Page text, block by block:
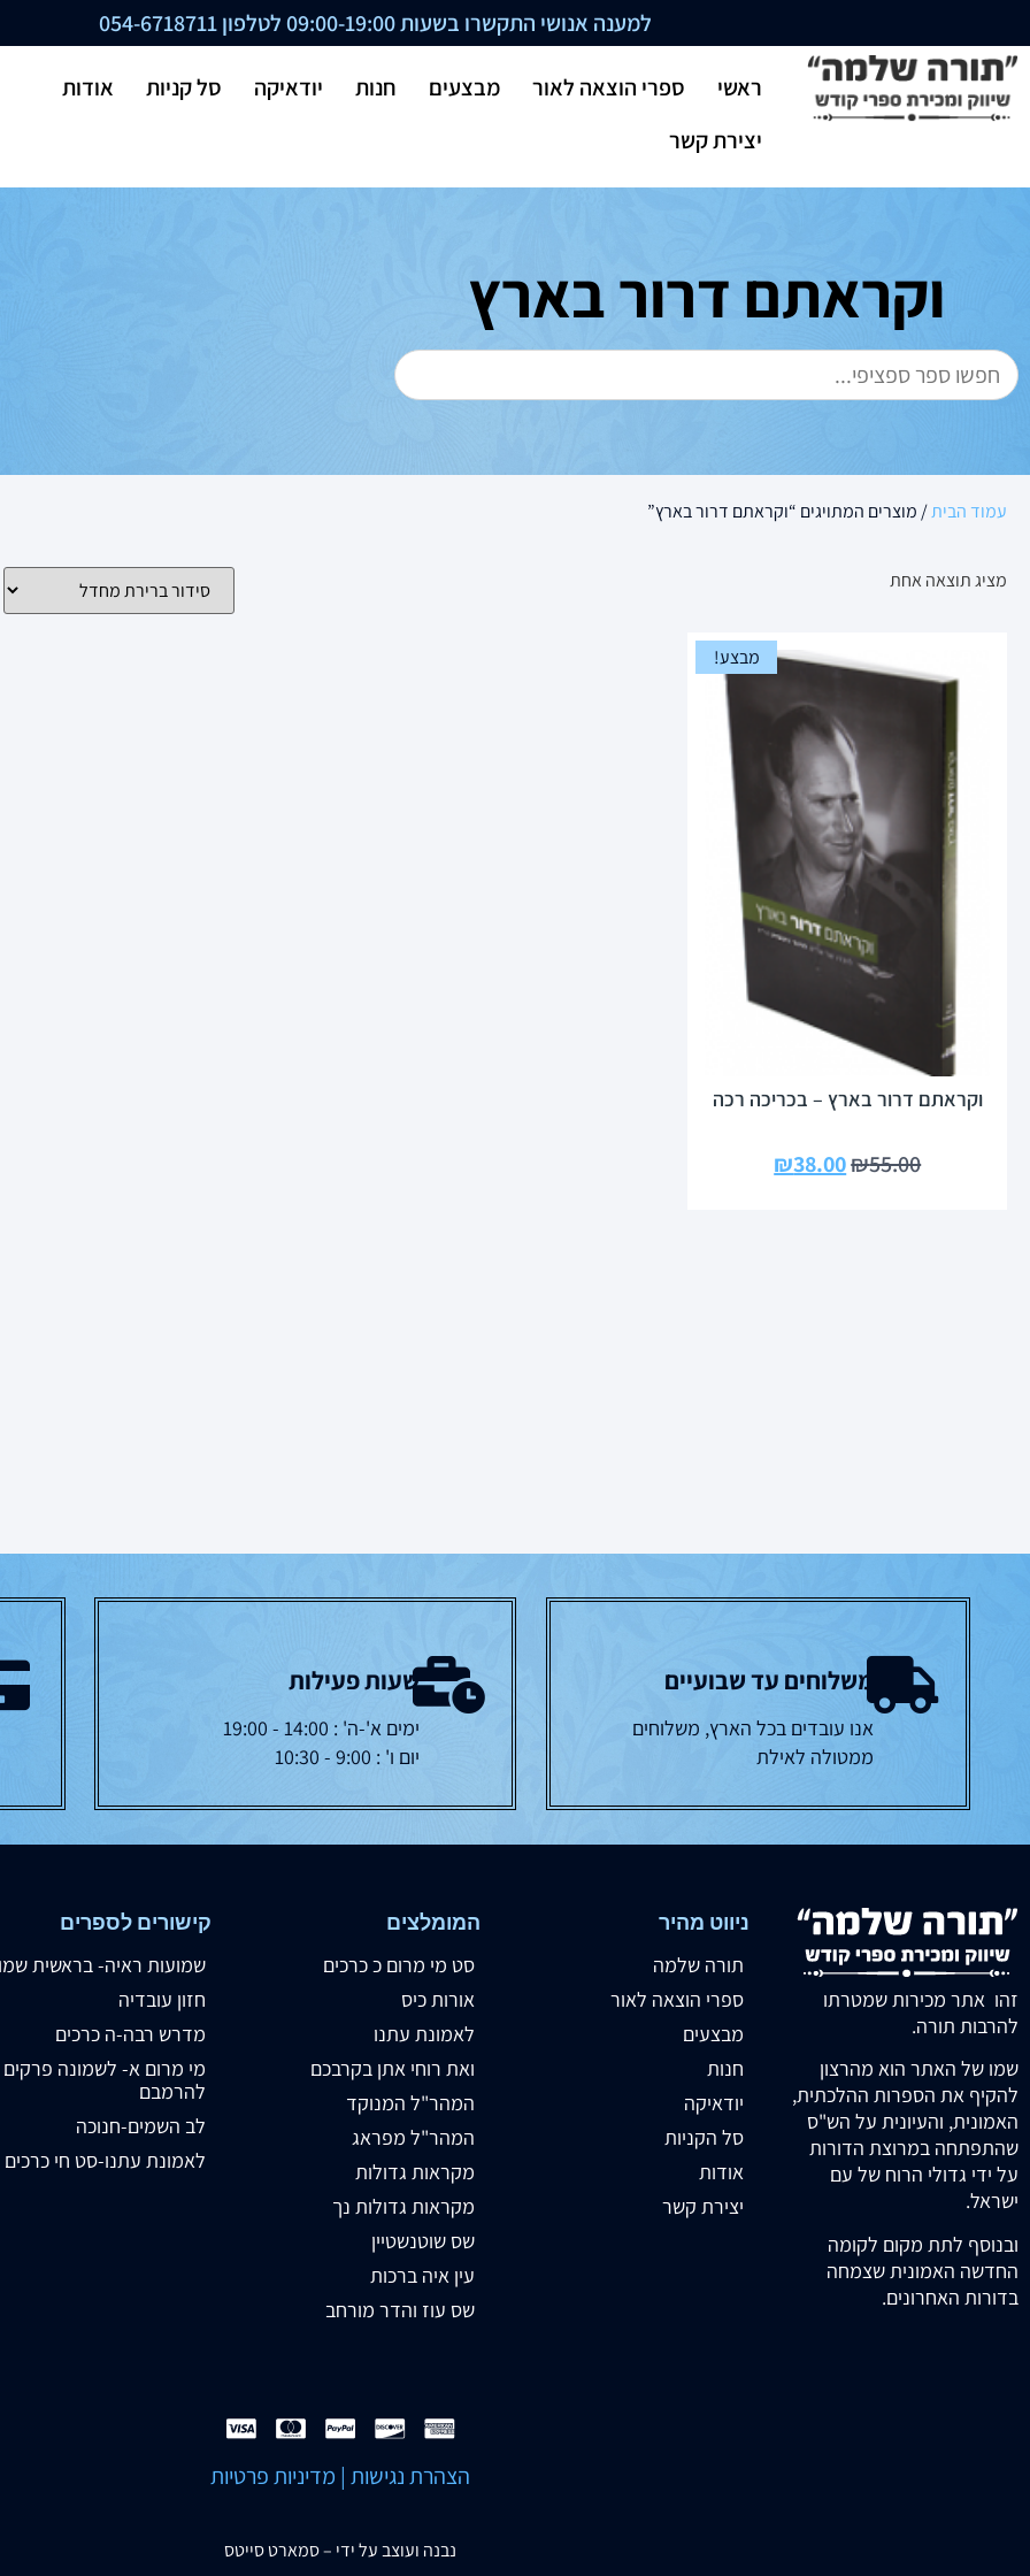
למענה אנושי התקשרו בשעות 09:00-19:00 לטלפון 054-6718711
ראשי ספרי הוצאה לאור מבצעים חנות יודאיקה סל קניות
אודות
יצירת קשר
וקראתם דרור בארץ
עמוד הבית/ מוצרים המתויגים “וקראתם דרור בארץ”
מציג תוצאה אחת
מבצע!
וקראתם דרור בארץ – בכריכה רכה
₪55.00
₪38.00
משלוחים עד שבועיים
אנו עובדים בכל הארץ, משלוחים
ממטולה לאילת
שעות פעילות
ימים א'-ה' : 14:00 - 19:00
יום ו' : 9:00 - 10:30
זהו אתר מכירות שמטרתו
להרבות תורה.
שמו של האתר הוא מהרצון
להקיף את הספרות ההלכתית,
האמונית, והעיונית על הש"ס
שהתפתחה במרוצת הדורות
על ידי גדולי הרוח של עם
ישראל.
ובנוסף לתת מקום לקומה
החדשה האמונית שצמחה
בדורות האחרונים.
ניווט מהיר
תורה שלמה
ספרי הוצאה לאור
מבצעים
חנות
יודאיקה
סל הקניות
אודות
יצירת קשר
המומלצים
סט מי מרום כ כרכים
אורות כיס
לאמונת עתנו
ואת רוחי אתן בקרבכם
המהר"ל המנוקד
המהר"ל מפראג
מקראות גדולות
מקראות גדולות נך
שס שוטנשטיין
עין איה ברכות
שס עוז והדר מורחב
קישורים לספרים
שמועות ראיה- בראשית
חזון עובדיה
מדרש רבה-ה כרכים
מי מרום א- לשמונה פרקים
להרמבם
לב השמים-חנוכה
לאמונת עתנו-סט חי כרכים
הצהרת נגישות | מדיניות פרטיות
נבנה ועוצב על ידי –סמארט סייטס